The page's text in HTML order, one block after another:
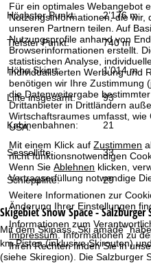
Für ein optimales Webangebot
Nutzungsinformationen, die wir,
unseren Partnern teilen. Auf
Nutzungsprofile anhand von
Browserinformationen erstellt.
statistischen Analyse,
individualisierten Werbung und
benötigen wir Ihre Zustimmung
die Datenweitergabe
Drittanbieter in Drittländern
Wirtschaftsraumes umfasst,
USA.
Mit einem Klick aufZustimmen
nicht funktionsnotwendigen
Wenn SieAblehnen klicken,
Vertragserfüllung notwendige
Weitere Informationen zur
Änderung Ihrer Einstellungen
Informationen zum
Impressum. Informationen zu
Ihren Rechten finden Sie in
s
e
i
t
e
Höchster Punkt: 2’176 m
Tiefster Punkt: 740 m
Höhe Skiort: 1’014 m
Lifte insgesamt: 93
Kabinenbahnen: 21
Sessellifte: 33
Schlepplifte: 29
SkigebietSnow Space -
Mit dem Skipass „Ski amadé”
km Pisten (inklusive Skirouten)
(siehe Skiregion). Die Salzburger